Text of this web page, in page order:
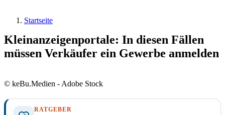
Startseite
Kleinanzeigenportale: In diesen Fällen
müssen Verkäufer ein Gewerbe anmelden
© keBu.Medien - Adobe Stock
RATGEBER